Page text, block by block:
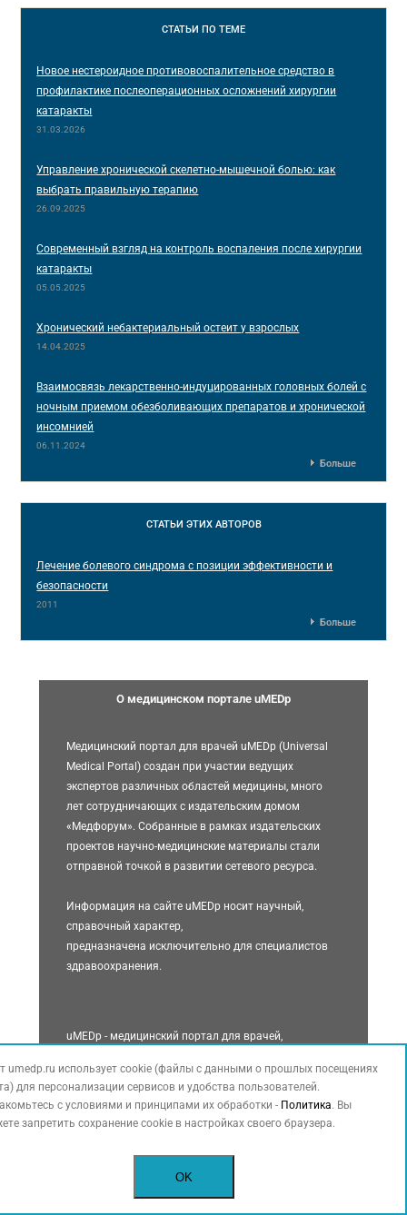
СТАТЬИ ПО ТЕМЕ
Новое нестероидное противовоспалительное средство в
профилактике послеоперационных осложнений хирургии
катаракты
31.03.2026
Управление хронической скелетно-мышечной болью: как
выбрать правильную терапию
26.09.2025
Современный взгляд на контроль воспаления после хирургии
катаракты
05.05.2025
Хронический небактериальный остеит у взрослых
14.04.2025
Взаимосвязь лекарственно-индуцированных головных болей с
ночным приемом обезболивающих препаратов и хронической
инсомнией
06.11.2024
Больше
СТАТЬИ ЭТИХ АВТОРОВ
Лечение болевого синдрома с позиции эффективности и
безопасности
2011
Больше
О медицинском портале uMEDp
Медицинский портал для врачей uMEDp (Universal
Medical Portal) создан при участии ведущих
экспертов различных областей медицины, много
лет сотрудничающих с издательским домом
«Медфорум». Собранные в рамках издательских
проектов научно-медицинские материалы стали
отправной точкой в развитии сетевого ресурса.
Информация на сайте uMEDp носит научный,
справочный характер,
предназначена исключительно для специалистов
здравоохранения.
uMEDp - медицинский портал для врачей,
решениях для практики. Статьи экспертов по
основным специальностям, обзоры, результаты
исследований, клинические разборы, интервью с
российские новости, видеоматериалы (в прямой
трансляции или записи) составляют основное
содержание портала.
umedp.ru использует cookie (файлы с данными о прошлых посещениях
для персонализации сервисов и удобства пользователей.
с условиями и принципами их обработки - Политика. Вы
запретить сохранение cookie в настройках своего браузера.
OK